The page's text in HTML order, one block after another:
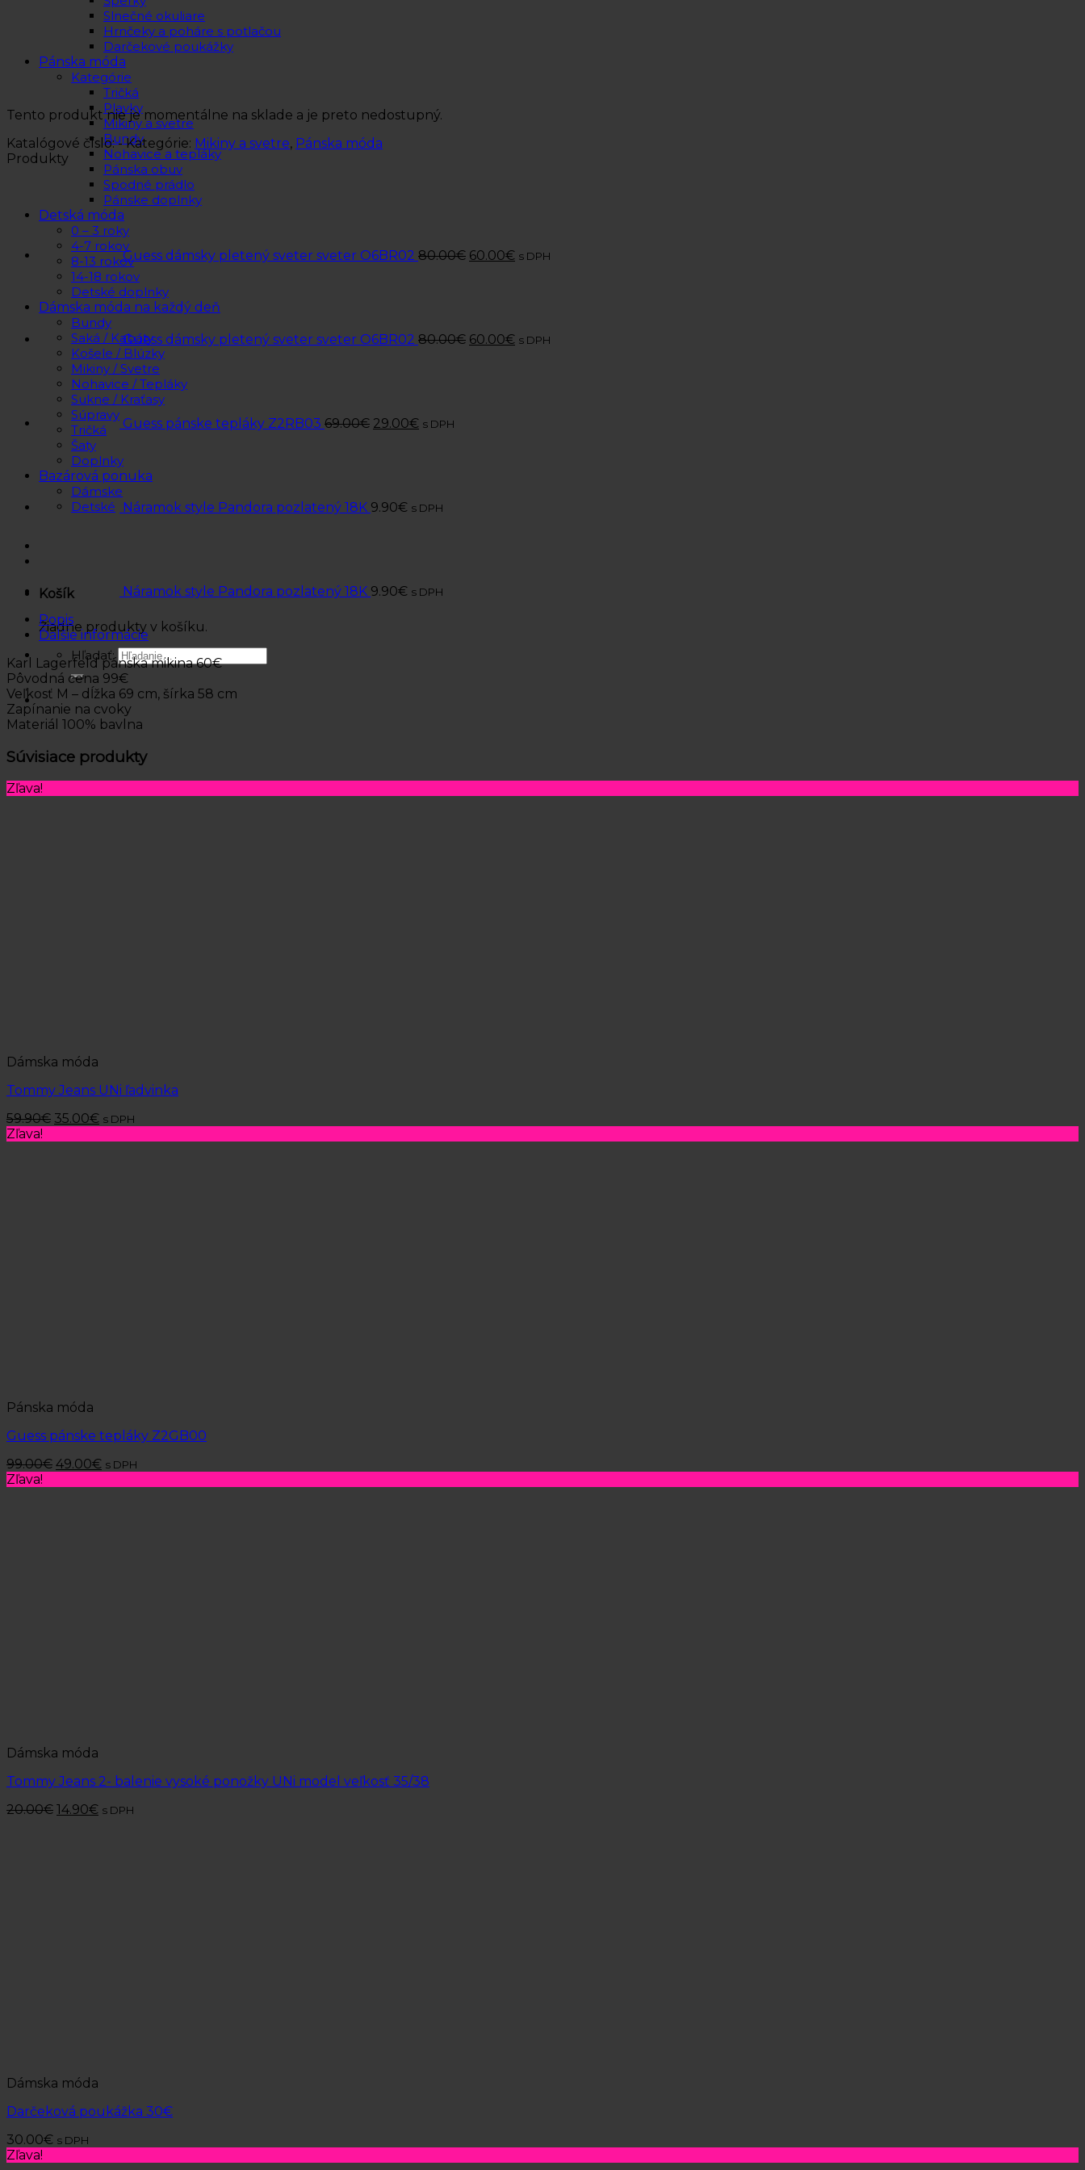
Slnečné okuliare
Hrnčeky a poháre s potlačou
Darčekové poukážky
Pánska móda
Kategórie
Tričká
Plavky
Mikiny a svetre
Bundy
Nohavice a tepláky
Pánska obuv
Spodné prádlo
Pánske doplnky
Detská móda
0 – 3 roky
4-7 rokov
8-13 rokov
14-18 rokov
Detské doplnky
Dámska móda na každý deň
Bundy
Saká / Kabáty
Košele / Blúzky
Mikiny / Svetre
Nohavice / Tepláky
Sukne / Kraťasy
Súpravy
Tričká
Šaty
Doplnky
Bazárová ponuka
Dámske
Detské
Košík
Žiadne produkty v košíku.
Hľadať:
Tento produkt nie je momentálne na sklade a je preto nedostupný.
Katalógové číslo:- Kategórie: Mikiny a svetre, Pánska móda
Produkty
Guess dámsky pletený sveter sveter O6BR02 80.00€ 60.00€ s DPH
Guess dámsky pletený sveter sveter O6BR02 80.00€ 60.00€ s DPH
Guess pánske tepláky Z2RB03 69.00€ 29.00€ s DPH
Náramok style Pandora pozlatený 18K 9.90€ s DPH
Náramok style Pandora pozlatený 18K 9.90€ s DPH
Popis
Ďalšie informácie
Karl Lagerfeld pánska mikina 60€
Pôvodná cena 99€
Veľkosť M – dĺžka 69 cm, šírka 58 cm
Zapínanie na cvoky
Materiál 100% bavlna
Súvisiace produkty
Zľava!
Dámska móda
Tommy Jeans UNi ľadvinka
59.90€ 35.00€ s DPH
Zľava!
Pánska móda
Guess pánske tepláky Z2GB00
99.00€ 49.00€ s DPH
Zľava!
Dámska móda
Tommy Jeans 2- balenie vysoké ponožky UNi model veľkosť 35/38
20.00€ 14.90€ s DPH
Dámska móda
Darčeková poukážka 30€
30.00€ s DPH
Zľava!